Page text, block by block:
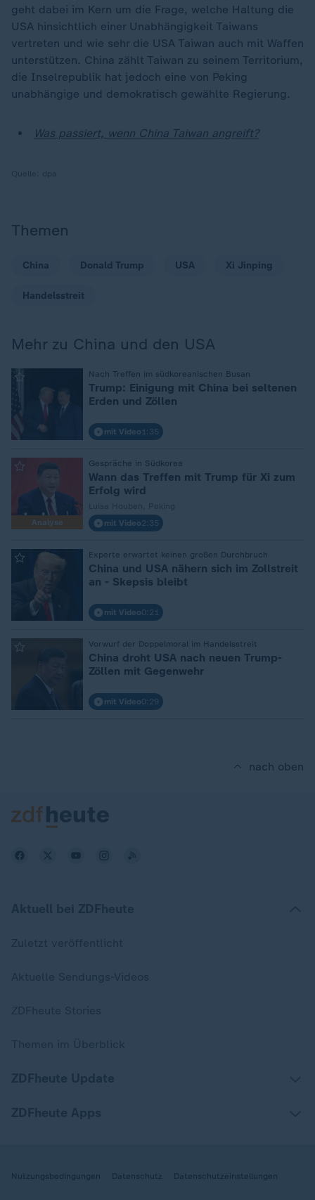
geht dabei im Kern um die Frage, welche Haltung die
USA hinsichtlich einer Unabhängigkeit Taiwans
vertreten und wie sehr die USA Taiwan auch mit Waffen
unterstützen. China zählt Taiwan zu seinem Territorium,
die Inselrepublik hat jedoch eine von Peking
unabhängige und demokratisch gewählte Regierung.
Was passiert, wenn China Taiwan angreift?
Themen
China Donald Trump USA Xi Jinping
Handelsstreit
Mehr zu China und den USA
Nach Treffen im südkoreanischen Busan
Trump: Einigung mit China bei seltenen
Erden und Zöllen
mit Video 1:35
Analyse
Gespräche in Südkorea
Wann das Treffen mit Trump für Xi zum
Erfolg wird
mit Video2:35
Experte erwartet keinen großen Durchbruch
China und USA nähern sich im Zollstreit
an - Skepsis bleibt
mit Video0:21
Vorwurf der Doppelmoral im Handelsstreit
China droht USA nach neuen Trump-
Zöllen mit Gegenwehr
mit Video0:29
nach oben
Nutzungsbedingungen Datenschutz Datenschutzeinstellungen